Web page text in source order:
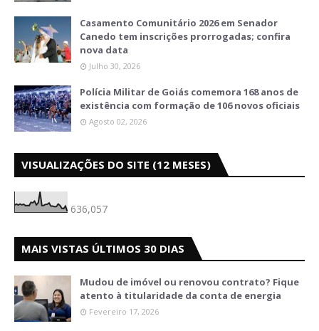
Casamento Comunitário 2026 em Senador
Canedo tem inscrições prorrogadas; confira
nova data
Julho 30, 2026
Polícia Militar de Goiás comemora 168 anos de
existência com formação de 106 novos oficiais
Agosto 02, 2026
VISUALIZAÇÕES DO SITE (12 MESES)
636,057
MAIS VISTAS ÚLTIMOS 30 DIAS
Mudou de imóvel ou renovou contrato? Fique
atento à titularidade da conta de energia
Fevereiro 17, 2026